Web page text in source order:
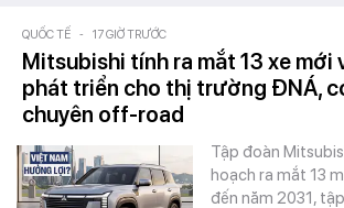
QUỐC TẾ - 17 GIỜ TRƯỚC
Mitsubishi tính ra mắt 13 xe mới
phát triển cho thị trường ĐNÁ,
chuyên off-road
Tập đoàn
hoạch ra mắt 13
đến năm 2031,